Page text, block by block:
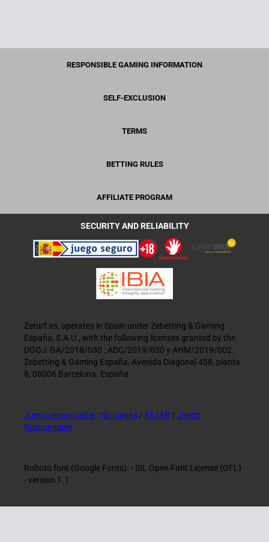
RESPONSIBLE GAMING INFORMATION
SELF-EXCLUSION
TERMS
BETTING RULES
AFFILIATE PROGRAM
SECURITY AND RELIABILITY
Zeturf.es, operates in Spain under Zebetting & Gaming
España, S.A.U., with the following licenses granted by the
DGOJ: GA/2018/030 ; ADC/2019/030 y AHM/2019/002.
Zebetting & Gaming España, Avenida Diagonal 458, planta
8, 08006 Barcelona. España
Juego responsable : No caigas / FEJAR / Juego
Responsable
Roboto font (Google Fonts). - SIL Open Font License (OFL)
- version 1.1